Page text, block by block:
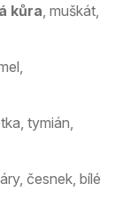
kůra , muškát,
tymián,
česnek, bílé